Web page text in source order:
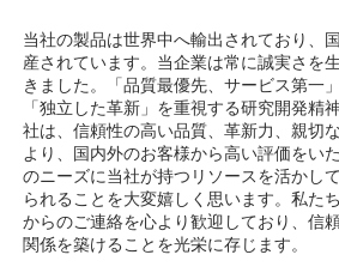
当社の製品は世界中へ輸出されており、
産されています。当企業は常に誠実さを
きました。「品質最優先、サービス第一
「独立した革新」を重視する研究開発精
社は、信頼性の高い品質、革新力、親切
より、国内外のお客様から高い評価をい
のニーズに当社が持つリソースを活かし
られることを大変嬉しく思います。私た
からのご連絡を心より歓迎しており、信
関係を築けることを光栄に存じます。